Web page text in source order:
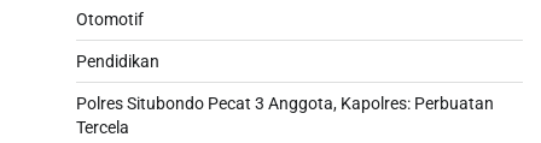
Otomotif
Pendidikan
Polres Situbondo Pecat 3 Anggota, Kapolres: Perbuatan
Tercela